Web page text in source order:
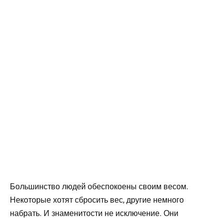
Большинство людей обеспокоены своим весом.
Некоторые хотят сбросить вес, другие немного
набрать. И знаменитости не исключение. Они